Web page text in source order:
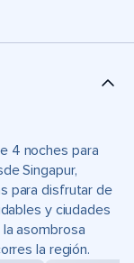
4 noches para
Singapur,
para disfrutar de
y ciudades
asombrosa
la región.